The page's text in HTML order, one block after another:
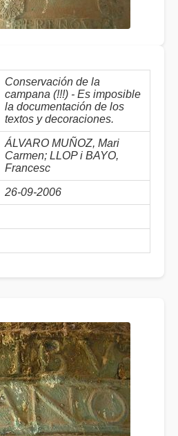
Conservación de la
campana (!!!) - Es imposible
la documentación de los
textos y decoraciones.
ÁLVARO MUÑOZ, Mari
Carmen; LLOP i BAYO,
Francesc
26-09-2006